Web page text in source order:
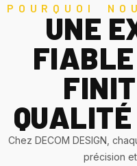
POURQUOI
UNE
FIABLE
Chez DECOM DESIGN,
précision